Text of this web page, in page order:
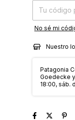
No sé mi
Nuestro
Patagonia
Goedecke
18:00, sáb.